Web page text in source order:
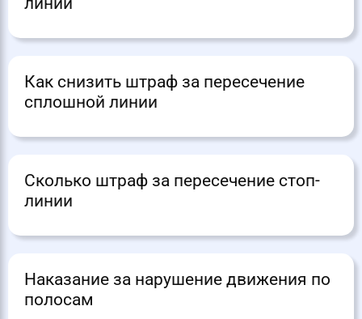
Как снизить штраф за пересечение
сплошной линии
Сколько штраф за пересечение стоп-
линии
Наказание за нарушение движения по
полосам